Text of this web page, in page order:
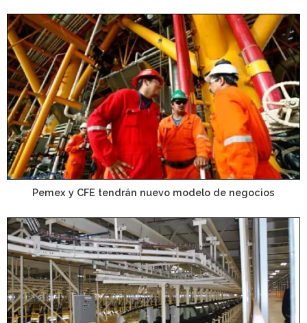
Pemex y CFE tendrán nuevo modelo de negocios